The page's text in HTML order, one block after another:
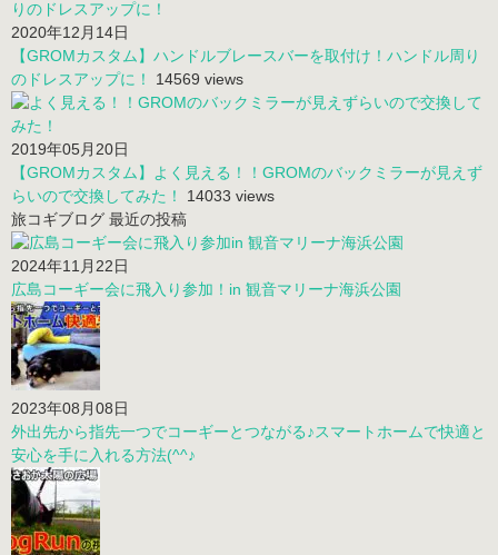
2020年12月14日
【GROMカスタム】ハンドルブレースバーを取付け！ハンドル周り
のドレスアップに！ 14569 views
2019年05月20日
【GROMカスタム】よく見える！！GROMのバックミラーが見えず
らいので交換してみた！ 14033 views
旅コギブログ 最近の投稿
2024年11月22日
広島コーギー会に飛入り参加！in 観音マリーナ海浜公園
2023年08月08日
外出先から指先一つでコーギーとつながる♪スマートホームで快適と
安心を手に入れる方法(^^♪